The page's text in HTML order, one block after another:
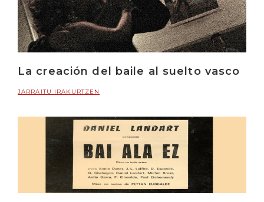
La creación del baile al suelto vasco
JARRAITU IRAKURTZEN